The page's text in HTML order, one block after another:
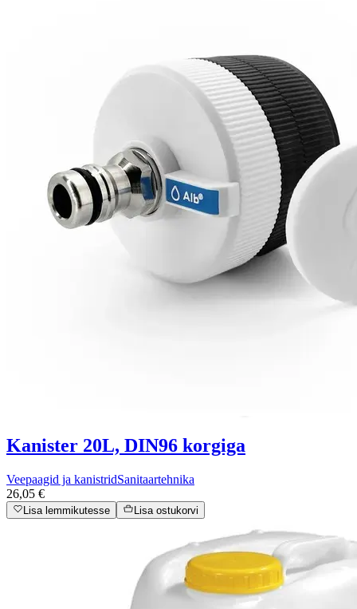
Kanister 20L, DIN96 korgiga
Veepaagid ja kanistridSanitaartehnika
26,05 €
Lisa lemmikutesse Lisa ostukorvi